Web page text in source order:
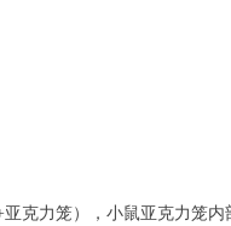
克力笼），小鼠亚克力笼